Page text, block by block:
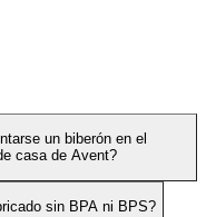
un biberón en el
casa de Avent?
sin BPA ni BPS?